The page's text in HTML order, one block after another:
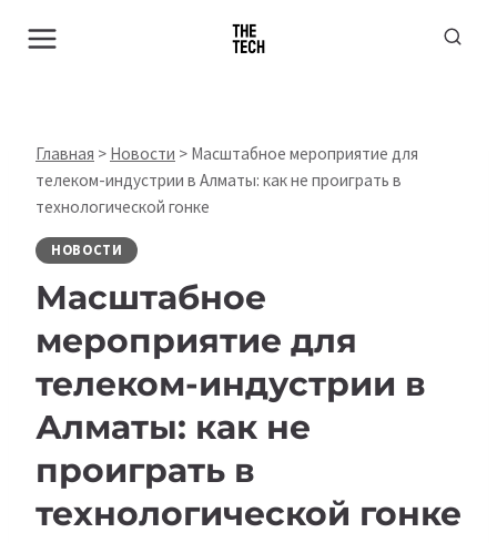
Главная > Новости > Масштабное мероприятие для
телеком-индустрии в Алматы: как не проиграть в
технологической гонке
НОВОСТИ
Масштабное
мероприятие для
телеком-индустрии в
Алматы: как не
проиграть в
технологической гонке